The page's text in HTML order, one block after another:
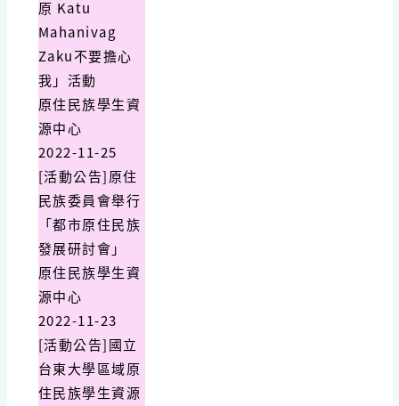
原 Katu
Mahanivag
Zaku不要擔心
我」活動
原住民族學生資
源中心
2022-11-25
[活動公告]原住
民族委員會舉行
「都市原住民族
發展研討會」
原住民族學生資
源中心
2022-11-23
[活動公告]國立
台東大學區域原
住民族學生資源